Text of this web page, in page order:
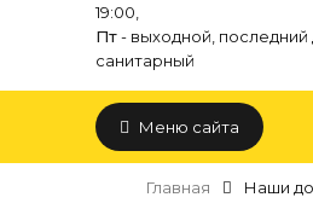
19:00,
Пт- выходной, последний
санитарный
Меню сайта
Главная Наши